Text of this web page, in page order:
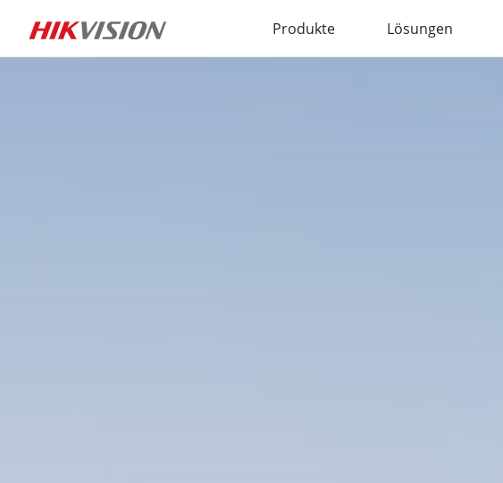
Produkte Lösungen